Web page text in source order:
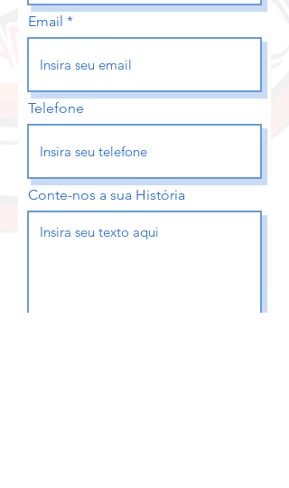
Email
Telefone
Conte-nos a sua História